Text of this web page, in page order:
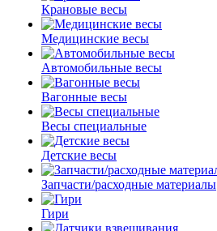
Крановые весы
Медицинские весы
Автомобильные весы
Вагонные весы
Весы специальные
Детские весы
Запчасти/расходные материалы
Гири